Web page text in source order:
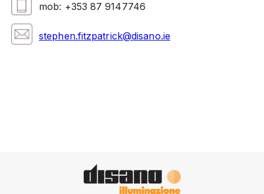
mob: +353 87 9147746
stephen.fitzpatrick@disano.ie